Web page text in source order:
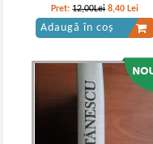
Pret:12,00Lei 8,40 Lei
Adaugă în coș